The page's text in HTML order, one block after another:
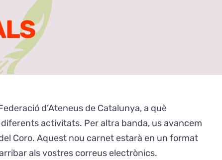
d’Ateneus de Catalunya, a què
activitats. Per altra banda, us avancem
Coro. Aquest nou carnet estarà en un format
als vostres correus electrònics.